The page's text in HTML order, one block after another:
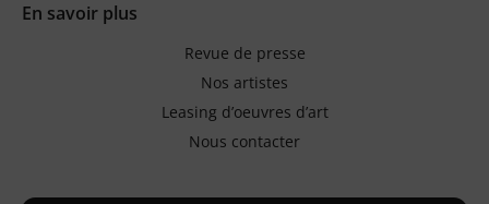
En savoir plus
Revue de presse
Nos artistes
Leasing d’oeuvres d’art
Nous contacter